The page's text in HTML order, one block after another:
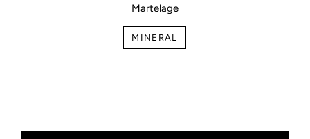
Martelage
MINERAL